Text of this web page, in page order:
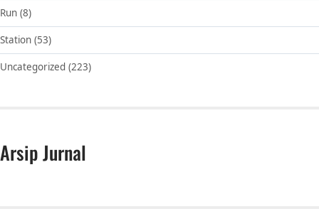
Run (8)
Station (53)
Uncategorized (223)
Arsip Jurnal